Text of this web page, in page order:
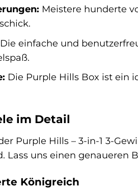
Meistere hunderte
Die einfache und
Die Purple Hills Box ist ein
im Detail
Purple Hills – 3-in-1 3-
Lass uns einen genaueren
Königreich